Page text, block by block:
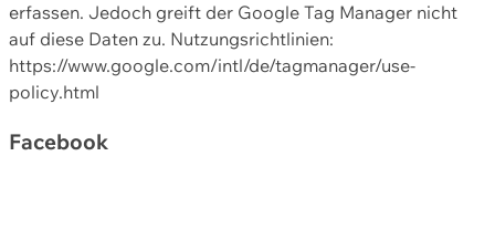
erfassen. Jedoch greift der Google Tag Manager nicht
auf diese Daten zu. Nutzungsrichtlinien:
https://www.google.com/intl/de/tagmanager/use-
policy.html
Facebook